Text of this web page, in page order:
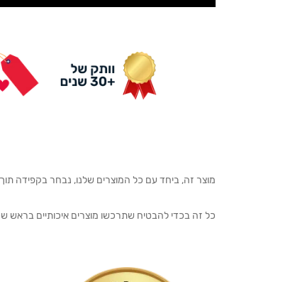
מוצר זה, ביחד עם כל המוצרים שלנו, נבחר בקפידה
כל זה בכדי להבטיח שתרכשו מוצרים איכותיים בראש